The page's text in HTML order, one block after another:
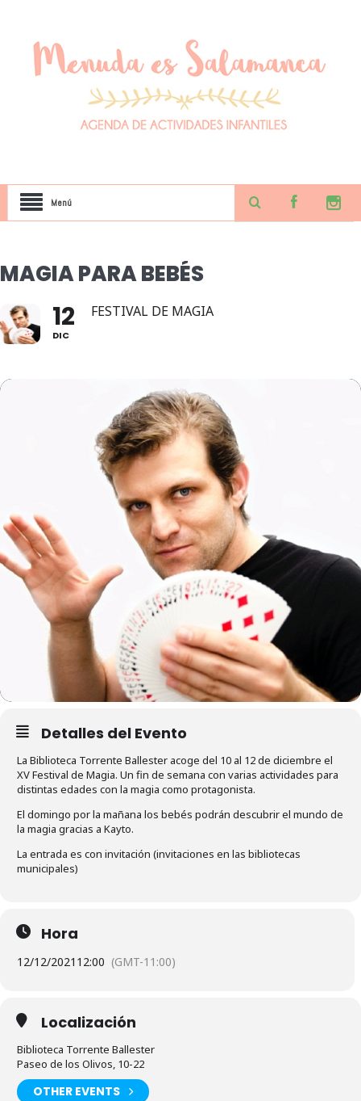
Menú
MAGIA PARA BEBÉS
12
DIC
FESTIVAL DE MAGIA
Detalles del Evento
La Biblioteca Torrente Ballester acoge del 10 al 12 de diciembre el
XV Festival de Magia. Un fin de semana con varias actividades para
distintas edades con la magia como protagonista.
El domingo por la mañana los bebés podrán descubrir el mundo de
la magia gracias a Kayto.
La entrada es con invitación (invitaciones en las bibliotecas
municipales)
Hora
12/12/2021 12:00 (GMT-11:00)
Localización
Biblioteca Torrente Ballester
Paseo de los Olivos, 10-22
OTHER EVENTS